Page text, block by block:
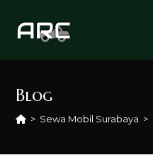
Blog
> Sewa Mobil Surabaya >